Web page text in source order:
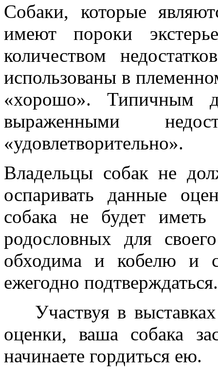
Собаки, которые
имеют пороки
количеством
использованы в
«хорошо». Типичным
выраженными
«удовлетворительно».
Владельцы собак не
оспаривать данные
собака не будет
родословных для
обходима и кобелю и
ежегодно подтверждаться.
Участвуя в
оценки, ваша собака
начинаете гордиться ею.